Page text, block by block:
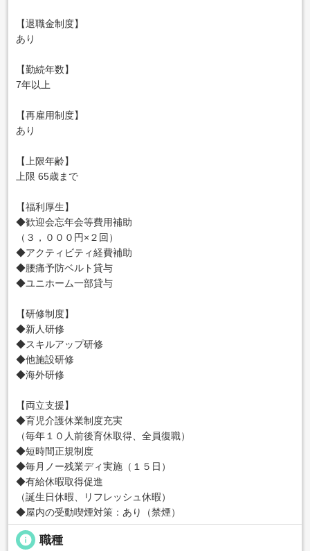
【退職金制度】
あり
【勤続年数】
7年以上
【再雇用制度】
あり
【上限年齢】
上限 65歳まで
【福利厚生】
◆歓迎会忘年会等費用補助
（３，０００円×２回）
◆アクティビティ経費補助
◆腰痛予防ベルト貸与
◆ユニホーム一部貸与
【研修制度】
◆新人研修
◆スキルアップ研修
◆他施設研修
◆海外研修
【両立支援】
◆育児介護休業制度充実
（毎年１０人前後育休取得、全員復職）
◆短時間正規制度
◆毎月ノー残業ディ実施（１５日）
◆有給休暇取得促進
（誕生日休暇、リフレッシュ休暇）
◆屋内の受動喫煙対策：あり（禁煙）
info 職種